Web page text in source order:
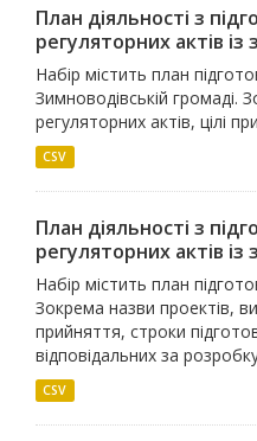
План діяльності з
регуляторних актів
Набір містить план
Зимноводівській громаді.
регуляторних актів, цілі
CSV
План діяльності з
регуляторних актів
Набір містить план
Зокрема назви проектів,
прийняття, строки
відповідальних за
CSV